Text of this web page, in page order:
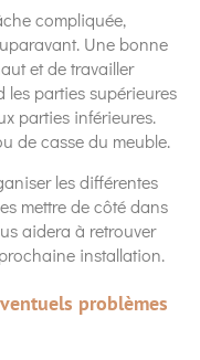
compliquée,
Une bonne
et de travailler
les parties supérieures
parties inférieures.
de casse du meuble.
les différentes
mettre de côté dans
aidera à retrouver
installation.
problèmes